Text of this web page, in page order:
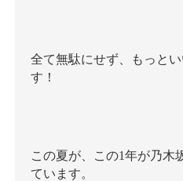
全て無駄にせず、もっと
す！
この夏が、この1年が乃木
ています。